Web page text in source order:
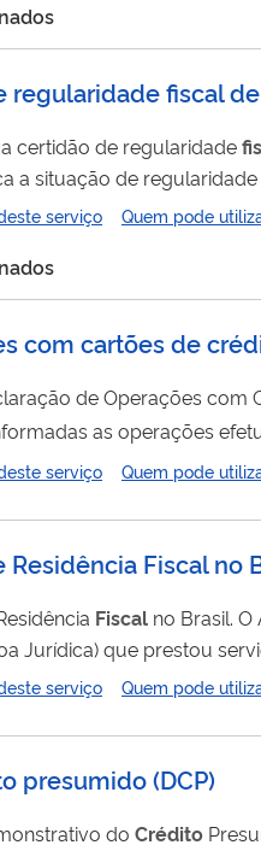
regularidade fiscal
certidão de regularidade
a situação de
corretas. Após a anulação, para emitir uma
precisará corrigir as
serviço Quem pode
com cartões de
de Operações com
as operações
deverá ser enviada semestralmente à Receita Federal até as 23h59min59s
e nove minutos e
serviço Quem pode
Fiscal no
Fiscal no Brasil.
Jurídica) que prestou
pela Receita Federal,
serviço Quem pode
presumido(DCP)
do Crédito